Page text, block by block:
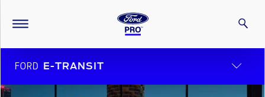
FORD E-TRANSIT